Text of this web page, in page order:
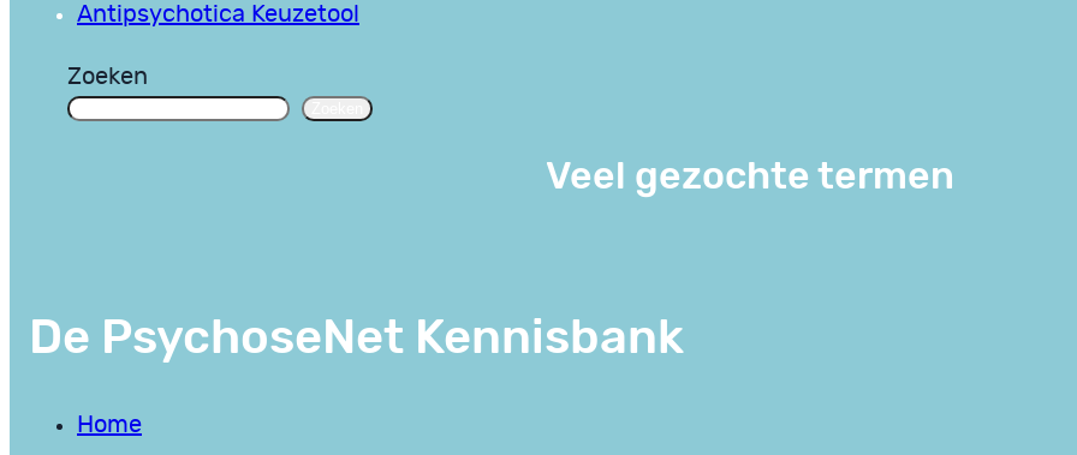
Antipsychotica Keuzetool
Zoeken
Veel gezochte termen
De PsychoseNet Kennisbank
Home